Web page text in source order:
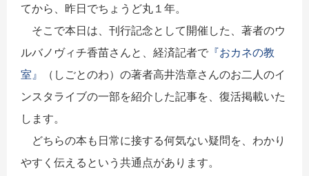
てから、昨日でちょうど丸１年。
そこで本日は、刊行記念として開催した、著者のウ
ルバノヴィチ香苗さんと、経済記者で 『おカネの教
室』
（しごとのわ）の著者高井浩章さんのお二人のイ
ンスタライブの一部を紹介した記事を、復活掲載いた
します。
どちらの本も日常に接する何気ない疑問を、わかり
やすく伝えるという共通点があります。